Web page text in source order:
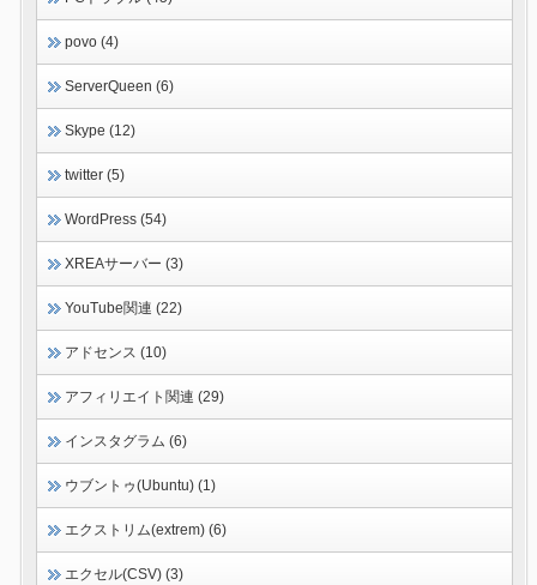
povo (4)
ServerQueen (6)
Skype (12)
twitter (5)
WordPress (54)
XREAサーバー (3)
YouTube関連 (22)
アドセンス (10)
アフィリエイト関連 (29)
インスタグラム (6)
ウブントゥ(Ubuntu) (1)
エクストリム(extrem) (6)
エクセル(CSV) (3)